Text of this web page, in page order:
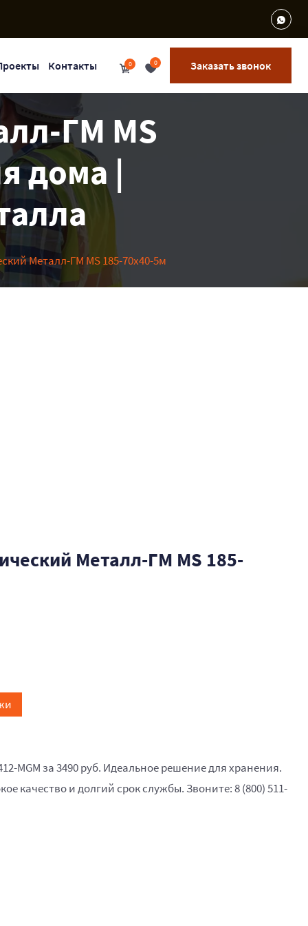
Контакты 0 0 Заказать звонок
ГМ MS
дома |
Металл-ГМ MS 185-70х40-5м
Металл-ГМ MS 185-
MGM за 3490 руб. Идеальное решение для хранения.
качество и долгий срок службы. Звоните: 8 (800) 511-